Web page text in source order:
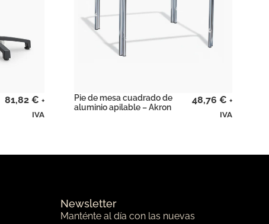
81,82 € +
IVA
Pie de mesa cuadrado de
aluminio apilable – Akron
48,76 € +
IVA
Newsletter
Manténte al día con las nuevas